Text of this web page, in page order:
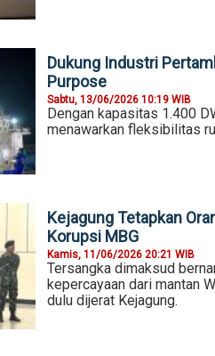
Dukung Industri
Purpose
Sabtu, 13/06/2026 10:19 WIB
Dengan kapasitas 1.400
menawarkan fleksibilitas
Kejagung Tetapkan
Korupsi MBG
Kamis, 11/06/2026 20:21 WIB
Tersangka dimaksud
kepercayaan dari mantan
dulu dijerat Kejagung.